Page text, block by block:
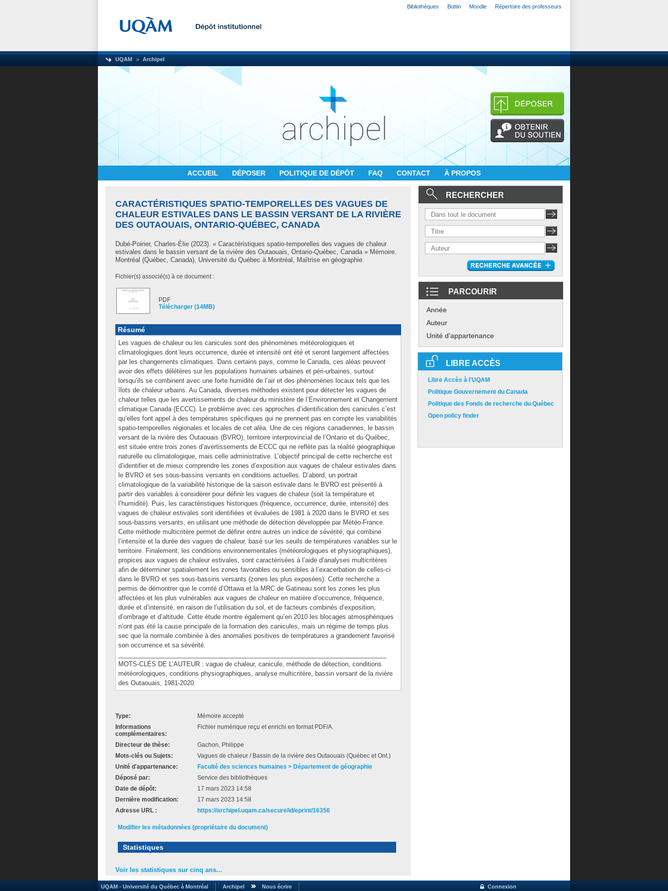
Bibliothèques Bottin Moodle Répertoire des professeurs
UQAM Archipel
ACCUEIL DÉPOSER POLITIQUE DE DÉPÔT FAQ CONTACT À PROPOS
CARACTÉRISTIQUES SPATIO-TEMPORELLES DES VAGUES DE
CHALEUR ESTIVALES DANS LE BASSIN VERSANT DE LA RIVIÈRE
DES OUTAOUAIS, ONTARIO-QUÉBEC, CANADA
Dubé-Poirier, Charles-Élie (2023). « Caractéristiques spatio-temporelles des vagues de chaleur
estivales dans le bassin versant de la rivière des Outaouais, Ontario-Québec, Canada » Mémoire.
Montréal (Québec, Canada), Université du Québec à Montréal, Maîtrise en géographie.
Fichier(s) associé(s) à ce document :
PDF
Télécharger (14MB)
Résumé
Les vagues de chaleur ou les canicules sont des phénomènes météorologiques et
climatologiques dont leurs occurrence, durée et intensité ont été et seront largement affectées
par les changements climatiques. Dans certains pays, comme le Canada, ces aléas peuvent
avoir des effets délétères sur les populations humaines urbaines et péri-urbaines, surtout
lorsqu’ils se combinent avec une forte humidité de l’air et des phénomènes locaux tels que les
îlots de chaleur urbains. Au Canada, diverses méthodes existent pour détecter les vagues de
chaleur telles que les avertissements de chaleur du ministère de l’Environnement et Changement
climatique Canada (ECCC). Le problème avec ces approches d’identification des canicules c’est
qu’elles font appel à des températures spécifiques qui ne prennent pas en compte les variabilités
spatio-temporelles régionales et locales de cet aléa. Une de ces régions canadiennes, le bassin
versant de la rivière des Outaouais (BVRO), territoire interprovincial de l’Ontario et du Québec,
est située entre trois zones d’avertissements de ECCC qui ne reflète pas la réalité géographique
naturelle ou climatologique, mais celle administrative. L’objectif principal de cette recherche est
d’identifier et de mieux comprendre les zones d’exposition aux vagues de chaleur estivales dans
le BVRO et ses sous-bassins versants en conditions actuelles. D’abord, un portrait
climatologique de la variabilité historique de la saison estivale dans le BVRO est présenté à
partir des variables à considérer pour définir les vagues de chaleur (soit la température et
l’humidité). Puis, les caractéristiques historiques (fréquence, occurrence, durée, intensité) des
vagues de chaleur estivales sont identifiées et évaluées de 1981 à 2020 dans le BVRO et ses
sous-bassins versants, en utilisant une méthode de détection développée par Météo-France.
Cette méthode multicritère permet de définir entre autres un indice de sévérité, qui combine
l’intensité et la durée des vagues de chaleur, basé sur les seuils de températures variables sur le
territoire. Finalement, les conditions environnementales (météorologiques et physiographiques),
propices aux vagues de chaleur estivales, sont caractérisées à l’aide d’analyses multicritères
afin de déterminer spatialement les zones favorables ou sensibles à l’exacerbation de celles-ci
dans le BVRO et ses sous-bassins versants (zones les plus exposées). Cette recherche a
permis de démontrer que le comté d’Ottawa et la MRC de Gatineau sont les zones les plus
affectées et les plus vulnérables aux vagues de chaleur en matière d’occurrence, fréquence,
durée et d’intensité, en raison de l’utilisation du sol, et de facteurs combinés d’exposition,
d’ombrage et d’altitude. Cette étude montre également qu’en 2010 les blocages atmosphériques
n’ont pas été la cause principale de la formation des canicules, mais un régime de temps plus
sec que la normale combinée à des anomalies positives de températures a grandement favorisé
son occurrence et sa sévérité.
MOTS-CLÉS DE L’AUTEUR : vague de chaleur, canicule, méthode de détection, conditions
météorologiques, conditions physiographiques, analyse multicritère, bassin versant de la rivière
des Outaouais, 1981-2020.
Type:
Mémoire accepté
Informations
complémentaires:
Fichier numérique reçu et enrichi en format PDF/A.
Directeur de thèse:
Gachon, Philippe
Mots-clés ou Sujets:
Vagues de chaleur / Bassin de la rivière des Outaouais (Québec et Ont.)
Unité d'appartenance:
Faculté des sciences humaines > Département de géographie
Déposé par:
Service des bibliothèques
Date de dépôt:
17 mars 2023 14:58
Dernière modification:
17 mars 2023 14:58
Adresse URL :
https://archipel.uqam.ca/secure/id/eprint/16356
Modifier les métadonnées (propriétaire du document)
Statistiques
Voir les statistiques sur cinq ans...
RECHERCHER
PARCOURIR
Année
Auteur
Unité d'appartenance
LIBRE ACCÈS
Libre Accès à l'UQAM
Politique Gouvernement du Canada
Politique des Fonds de recherche du Québec
Open policy finder
UQAM - Université du Québec à Montréal Archipel Nous écrire Connexion